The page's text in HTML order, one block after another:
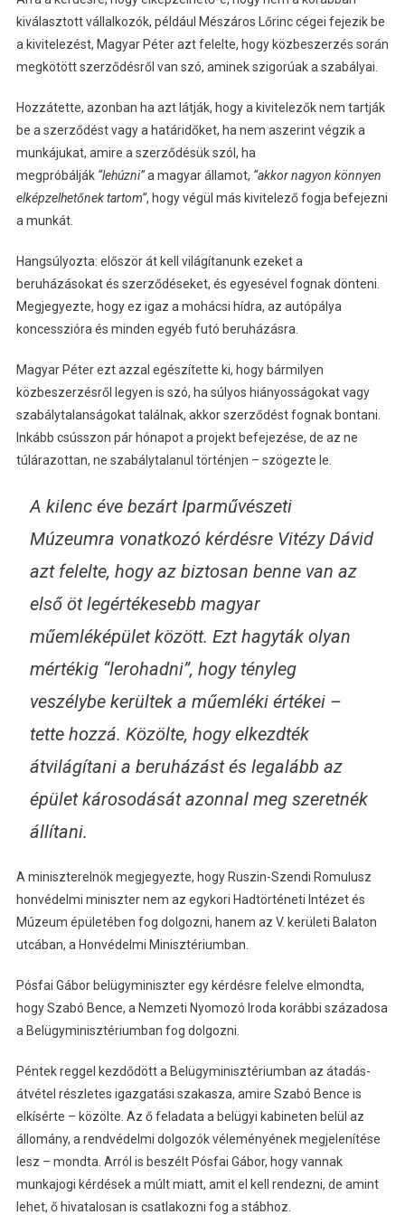
kiválasztott vállalkozók, például Mészáros Lőrinc cégei fejezik be
a kivitelezést, Magyar Péter azt felelte, hogy közbeszerzés során
megkötött szerződésről van szó, aminek szigorúak a szabályai.
Hozzátette, azonban ha azt látják, hogy a kivitelezők nem tartják
be a szerződést vagy a határidőket, ha nem aszerint végzik a
munkájukat, amire a szerződésük szól, ha
megpróbálják “lehúzni”a magyar államot, “akkor nagyon könnyen
elképzelhetőnek tartom”, hogy végül más kivitelező fogja befejezni
a munkát.
Hangsúlyozta: először át kell világítanunk ezeket a
beruházásokat és szerződéseket, és egyesével fognak dönteni.
Megjegyezte, hogy ez igaz a mohácsi hídra, az autópálya
koncesszióra és minden egyéb futó beruházásra.
Magyar Péter ezt azzal egészítette ki, hogy bármilyen
közbeszerzésről legyen is szó, ha súlyos hiányosságokat vagy
szabálytalanságokat találnak, akkor szerződést fognak bontani.
Inkább csússzon pár hónapot a projekt befejezése, de az ne
túlárazottan, ne szabálytalanul történjen – szögezte le.
A kilenc éve bezárt Iparművészeti
Múzeumra vonatkozó kérdésre Vitézy Dávid
azt felelte, hogy az biztosan benne van az
első öt legértékesebb magyar
műemléképület között. Ezt hagyták olyan
mértékig “lerohadni”, hogy tényleg
veszélybe kerültek a műemléki értékei –
tette hozzá. Közölte, hogy elkezdték
átvilágítani a beruházást és legalább az
épület károsodását azonnal meg szeretnék
állítani.
A miniszterelnök megjegyezte, hogy Ruszin-Szendi Romulusz
honvédelmi miniszter nem az egykori Hadtörténeti Intézet és
Múzeum épületében fog dolgozni, hanem az V. kerületi Balaton
utcában, a Honvédelmi Minisztériumban.
Pósfai Gábor belügyminiszter egy kérdésre felelve elmondta,
hogy Szabó Bence, a Nemzeti Nyomozó Iroda korábbi századosa
a Belügyminisztériumban fog dolgozni.
Péntek reggel kezdődött a Belügyminisztériumban az átadás-
átvétel részletes igazgatási szakasza, amire Szabó Bence is
elkísérte – közölte. Az ő feladata a belügyi kabineten belül az
állomány, a rendvédelmi dolgozók véleményének megjelenítése
lesz – mondta. Arról is beszélt Pósfai Gábor, hogy vannak
munkajogi kérdések a múlt miatt, amit el kell rendezni, de amint
lehet, ő hivatalosan is csatlakozni fog a stábhoz.